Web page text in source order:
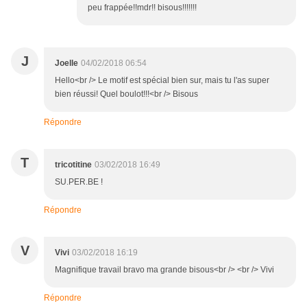
peu frappée!!mdr!! bisous!!!!!!!
J Joelle 04/02/2018 06:54
Hello<br /> Le motif est spécial bien sur, mais tu l'as super
bien réussi! Quel boulot!!!<br /> Bisous
Répondre
T tricotitine 03/02/2018 16:49
SU.PER.BE !
Répondre
V Vivi 03/02/2018 16:19
Magnifique travail bravo ma grande bisous<br /> <br /> Vivi
Répondre